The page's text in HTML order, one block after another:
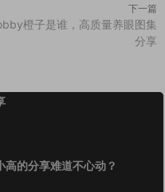
下一篇
橙子是谁，高质量养眼图集
分享
的分享难道不心动？